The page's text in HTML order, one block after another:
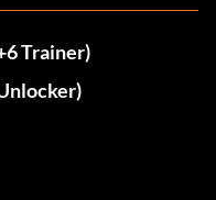
Trainer)